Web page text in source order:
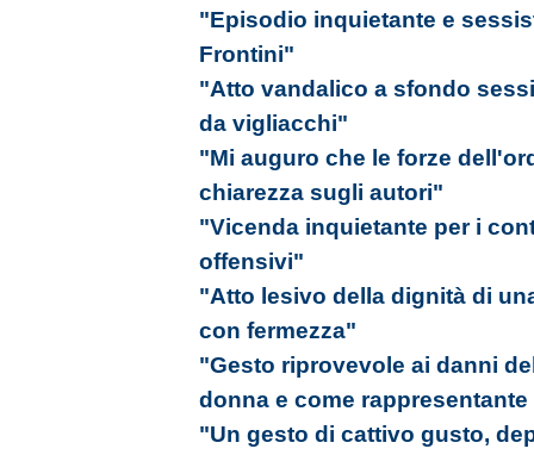
"Episodio inquietante e
Frontini"
"Atto vandalico a sfondo
da vigliacchi"
"Mi auguro che le forze
chiarezza sugli autori"
"Vicenda inquietante per i
offensivi"
"Atto lesivo della dignità di
con fermezza"
"Gesto riprovevole ai danni
donna e come
"Un gesto di cattivo gusto,